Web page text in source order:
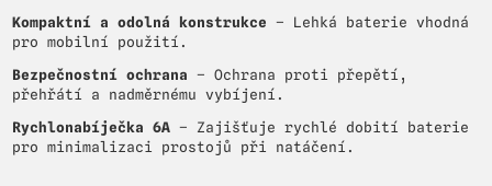
Kompaktní a odolná konstrukce – Lehká baterie vhodná
pro mobilní použití.
Bezpečnostní ochrana – Ochrana proti přepětí,
přehřátí a nadměrnému vybíjení.
Rychlonabíječka 6A – Zajišťuje rychlé dobití baterie
pro minimalizaci prostojů při natáčení.